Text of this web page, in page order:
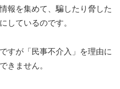
報を集めて、騙したり脅した
しているのです。
すが「民事不介入」を理由に
きません。